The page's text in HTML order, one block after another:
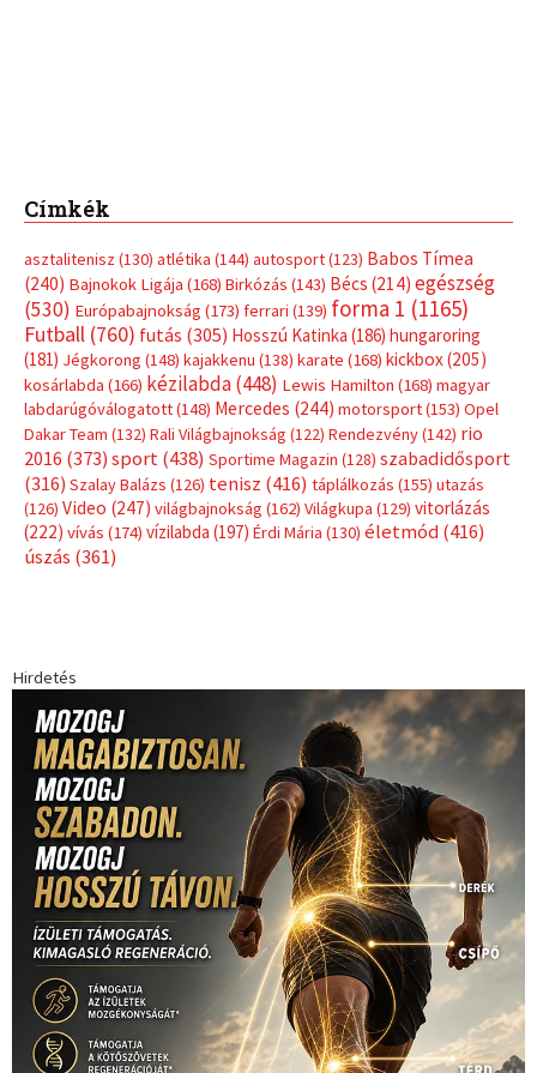
Címkék
asztalitenisz (130) atlétika (144) autosport(123) Babos Tímea
(240) Bajnokok Ligája (168) Birkózás (143) Bécs (214) egészség
(530) Európabajnokság (173) ferrari (139) forma 1 (1165)
Futball (760) futás (305) Hosszú Katinka (186) hungaroring
(181) Jégkorong (148) kajakkenu (138) karate (168) kickbox(205)
kosárlabda (166) kézilabda(448) Lewis Hamilton (168) magyar
labdarúgóválogatott(148) Mercedes (244) motorsport(153) Opel
Dakar Team (132) Rali Világbajnokság (122) Rendezvény(142) rio
2016 (373) sport(438) Sportime Magazin (128) szabadidősport
(316) Szalay Balázs (126) tenisz (416) táplálkozás (155) utazás
(126) Video (247) világbajnokság (162) Világkupa (129) vitorlázás
(222) vívás (174) vízilabda (197) Érdi Mária (130) életmód(416)
úszás (361)
Hirdetés